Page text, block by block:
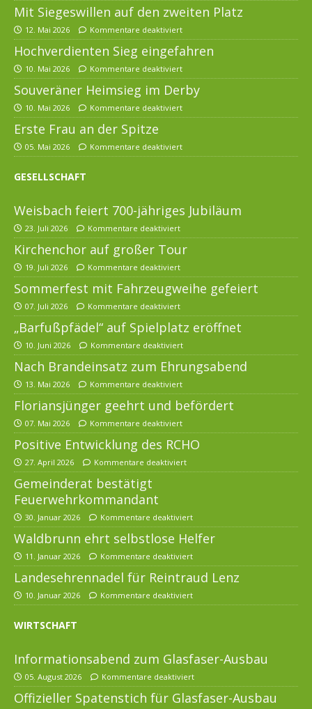
Mit Siegeswillen auf den zweiten Platz
12. Mai 2026 Kommentare deaktiviert
Hochverdienten Sieg eingefahren
10. Mai 2026 Kommentare deaktiviert
Souveräner Heimsieg im Derby
10. Mai 2026 Kommentare deaktiviert
Erste Frau an der Spitze
05. Mai 2026 Kommentare deaktiviert
GESELLSCHAFT
Weisbach feiert 700-jähriges Jubiläum
23. Juli 2026 Kommentare deaktiviert
Kirchenchor auf großer Tour
19. Juli 2026 Kommentare deaktiviert
Sommerfest mit Fahrzeugweihe gefeiert
07. Juli 2026 Kommentare deaktiviert
„Barfußpfädel“ auf Spielplatz eröffnet
10. Juni 2026 Kommentare deaktiviert
Nach Brandeinsatz zum Ehrungsabend
13. Mai 2026 Kommentare deaktiviert
Floriansjünger geehrt und befördert
07. Mai 2026 Kommentare deaktiviert
Positive Entwicklung des RCHO
27. April 2026 Kommentare deaktiviert
Gemeinderat bestätigt
Feuerwehrkommandant
30. Januar 2026 Kommentare deaktiviert
Waldbrunn ehrt selbstlose Helfer
11. Januar 2026 Kommentare deaktiviert
Landesehrennadel für Reintraud Lenz
10. Januar 2026 Kommentare deaktiviert
WIRTSCHAFT
Informationsabend zum Glasfaser-Ausbau
05. August 2026 Kommentare deaktiviert
Offizieller Spatenstich für Glasfaser-Ausbau